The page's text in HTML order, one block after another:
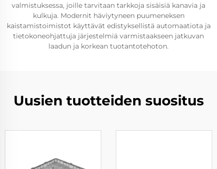
valmistuksessa, joille tarvitaan tarkkoja sisäisiä kanavia ja
kulkuja. Modernit häviytyneen puumeneksen
kaistamistoimistot käyttävät edistyksellistä automaatiota ja
tietokoneohjattuja järjestelmiä varmistaakseen jatkuvan
laadun ja korkean tuotantotehoton.
Uusien tuotteiden suositus